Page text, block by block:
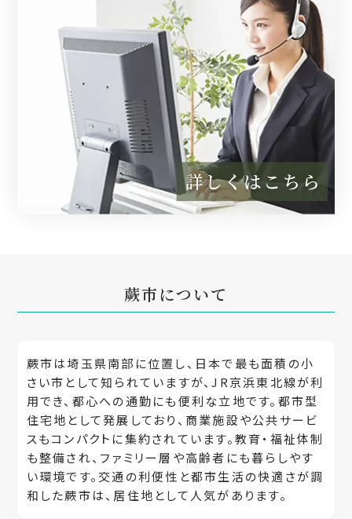
蕨市について
蕨市は埼玉県南部に位置し、日本で最も面積の小
さい市として知られていますが、JR京浜東北線が利
用でき、都心への通勤にも便利な立地です。都市型
住宅地として発展しており、商業施設や公共サービ
スもコンパクトに集約されています。教育・福祉体制
も整備され、ファミリー層や高齢者にも暮らしやす
い環境です。交通の利便性と都市生活の快適さが調
和した蕨市は、居住地として人気があります。